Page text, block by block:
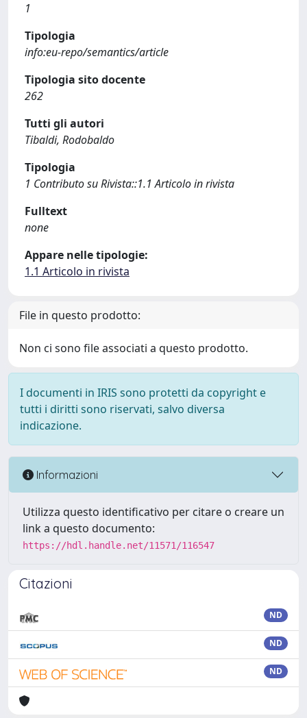
1
Tipologia
info:eu-repo/semantics/article
Tipologia sito docente
262
Tutti gli autori
Tibaldi, Rodobaldo
Tipologia
1 Contributo su Rivista::1.1 Articolo in rivista
Fulltext
none
Appare nelle tipologie:
1.1 Articolo in rivista
File in questo prodotto:
Non ci sono file associati a questo prodotto.
I documenti in IRIS sono protetti da copyright e
tutti i diritti sono riservati, salvo diversa
indicazione.
Informazioni
Utilizza questo identificativo per citare o creare un
link a questo documento:
https://hdl.handle.net/11571/116547
Citazioni
ND
ND
ND